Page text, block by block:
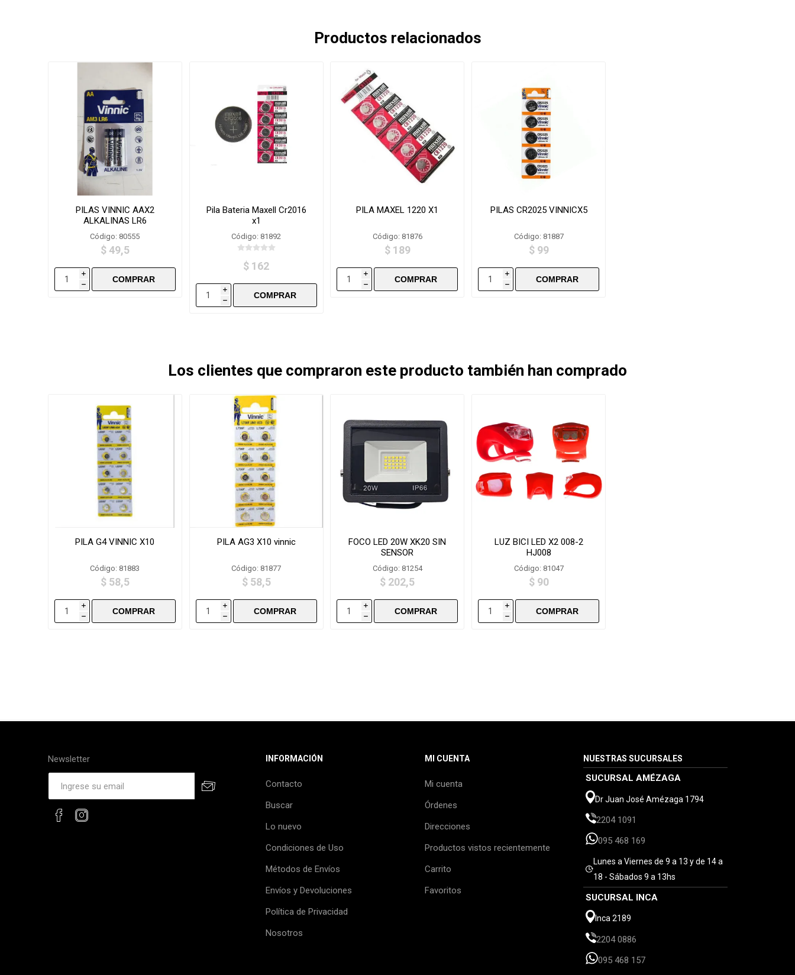
Productos relacionados
PILAS VINNIC AAX2
ALKALINAS LR6
Código: 80555
$ 49,5
i
h
Pila Bateria Maxell Cr2016
x1
Código: 81892
$ 162
i
h
PILA MAXEL 1220 X1
Código: 81876
$ 189
i
h
PILAS CR2025 VINNICX5
Código: 81887
$ 99
i
h
Los clientes que compraron este producto también han comprado
PILA G4 VINNIC X10
Código: 81883
$ 58,5
i
h
PILA AG3 X10 vinnic
Código: 81877
$ 58,5
i
h
FOCO LED 20W XK20 SIN
SENSOR
Código: 81254
$ 202,5
i
h
LUZ BICI LED X2 008-2
HJ008
Código: 81047
$ 90
i
h
Newsletter INFORMACIÓN
Contacto
Buscar
Lo nuevo
Condiciones de Uso
Métodos de Envíos
Envíos y Devoluciones
Política de Privacidad
Nosotros
MI CUENTA
Mi cuenta
Órdenes
Direcciones
Productos vistos recientemente
Carrito
Favoritos
NUESTRAS SUCURSALES
SUCURSAL AMÉZAGA
Dr Juan José Amézaga 1794
2204 1091
095 468 169
Lunes a Viernes de 9 a 13 y de 14 a
18 - Sábados 9 a 13hs
SUCURSAL INCA
Inca 2189
2204 0886
095 468 157